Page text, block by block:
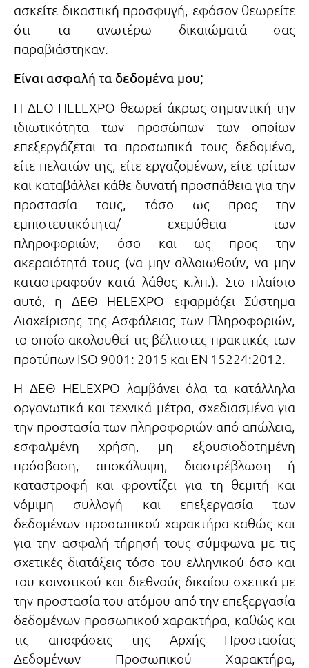
ασκείτε δικαστική προσφυγή, εφόσον θεωρείτε
ότι τα ανωτέρω δικαιώματά σας
παραβιάστηκαν.
Είναι ασφαλή τα δεδομένα μου;
Η ΔΕΘ HELEXPO θεωρεί άκρως σημαντική την
ιδιωτικότητα των προσώπων των οποίων
επεξεργάζεται τα προσωπικά τους δεδομένα,
είτε πελατών της, είτε εργαζομένων, είτε τρίτων
και καταβάλλει κάθε δυνατή προσπάθεια για την
προστασία τους, τόσο ως προς την
εμπιστευτικότητα/ εχεμύθεια των
πληροφοριών, όσο και ως προς την
ακεραιότητά τους (να μην αλλοιωθούν, να μην
καταστραφούν κατά λάθος κ.λπ.). Στο πλαίσιο
αυτό, η ΔΕΘ HELEXPO εφαρμόζει Σύστημα
Διαχείρισης της Ασφάλειας των Πληροφοριών,
το οποίο ακολουθεί τις βέλτιστες πρακτικές των
προτύπων ISO 9001: 2015 και ΕΝ 15224:2012.
Η ΔΕΘ HELEXPO λαμβάνει όλα τα κατάλληλα
οργανωτικά και τεχνικά μέτρα, σχεδιασμένα για
την προστασία των πληροφοριών από απώλεια,
εσφαλμένη χρήση, μη εξουσιοδοτημένη
πρόσβαση, αποκάλυψη, διαστρέβλωση ή
καταστροφή και φροντίζει για τη θεμιτή και
νόμιμη συλλογή και επεξεργασία των
δεδομένων προσωπικού χαρακτήρα καθώς και
για την ασφαλή τήρησή τους σύμφωνα με τις
σχετικές διατάξεις τόσο του ελληνικού όσο και
του κοινοτικού και διεθνούς δικαίου σχετικά με
την προστασία του ατόμου από την επεξεργασία
δεδομένων προσωπικού χαρακτήρα, καθώς και
τις αποφάσεις της Αρχής Προστασίας
Δεδομένων Προσωπικού Χαρακτήρα,